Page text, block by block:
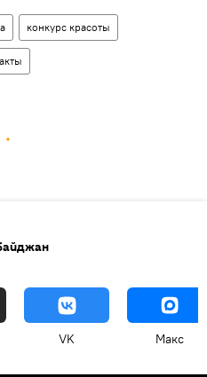
конкурс красоты
VK Макс